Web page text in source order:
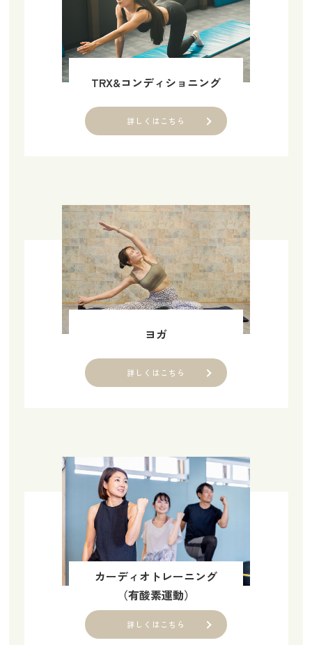
TRX&コンディショニング
詳しくはこちら
ヨガ
詳しくはこちら
カーディオトレーニング
（有酸素運動）
詳しくはこちら